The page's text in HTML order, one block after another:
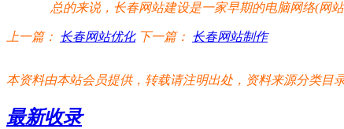
总的来说，长春网站建设是一家早期的电脑网络(网站
上一篇： 长春网站优化 下一篇： 长春网站制作
本资料由本站会员提供，转载请注明出处，资料来源分类目录
最新收录